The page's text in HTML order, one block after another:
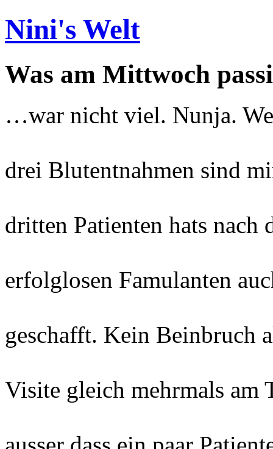
Nini's Welt
Was am Mittwoch
…war nicht viel. Nunja.
drei Blutentnahmen sind
dritten Patienten hats nach
erfolglosen Famulanten
geschafft. Kein Beinbruch
Visite gleich mehrmals am